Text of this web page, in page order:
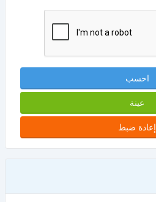
احسب
عينة
إعادة ضبط